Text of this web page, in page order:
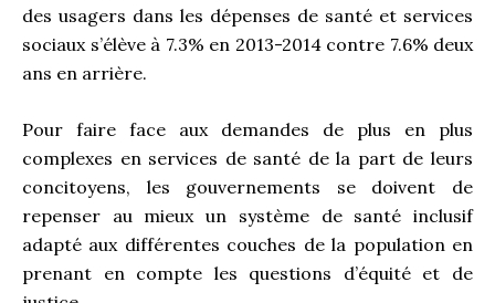
des usagers dans les dépenses de santé et services
sociaux s’élève à 7.3% en 2013-2014 contre 7.6% deux
ans en arrière.
Pour faire face aux demandes de plus en plus
complexes en services de santé de la part de leurs
concitoyens, les gouvernements se doivent de
repenser au mieux un système de santé inclusif
adapté aux différentes couches de la population en
prenant en compte les questions d’équité et de